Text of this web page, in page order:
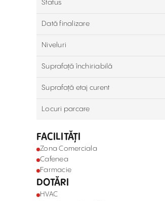
Status
Dată finalizare
Niveluri
Suprafață închiriabilă
Suprafață etaj curent
Locuri parcare
FACILITĂȚI
Zona Comerciala
Cafenea
Farmacie
DOTĂRI
HVAC